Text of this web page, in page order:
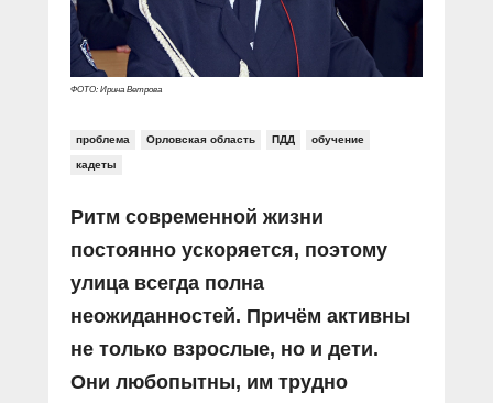
ФОТО: Ирина Ветрова
проблема Орловская область ПДД обучение
кадеты
Ритм современной жизни
постоянно ускоряется, поэтому
улица всегда полна
неожиданностей. Причём активны
не только взрослые, но и дети.
Они любопытны, им трудно